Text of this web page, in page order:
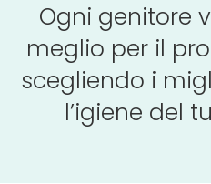
Ogni genitore
meglio per il
scegliendo i
l’igiene del